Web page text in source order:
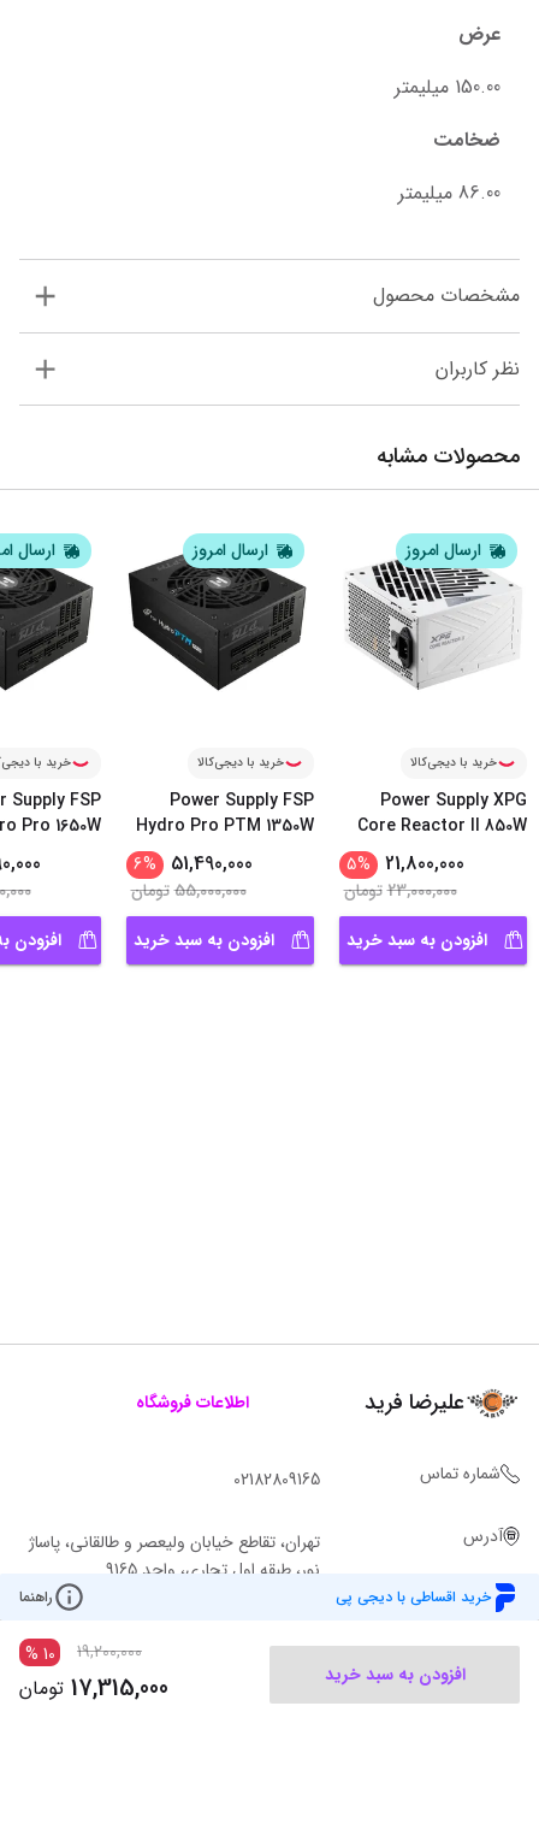
عرض
150.00 میلیمتر
ضخامت
86.00 میلیمتر
مشخصات محصول
نظر کاربران
محصولات مشابه
ارسال امروز
خرید با دیجی‌کالا
Power Supply XPG
Core Reactor II 850W
21,800,000
%
5
23,000,000تومان
افزودن به سبد خرید
ارسال امروز
خرید با دیجی‌کالا
Power Supply FSP
Hydro Pro PTM 1350W
51,490,000
%
6
55,000,000تومان
افزودن به سبد خرید
ارسال
خرید با
Supply FSP
Pro 1650W
افزودن
خرید اقساطی با دیجی پی راهنما
افزودن به سبد خرید
19,200,000
10
%
17,315,000 تومان
علیرضا فرید اطلاعات فروشگاه
شماره تماس 02182809165
آدرس
تهران، تقاطع خیابان ولیعصر و طالقانی، پاساژ
نور، طبقه اول تجاری، واحد 9165